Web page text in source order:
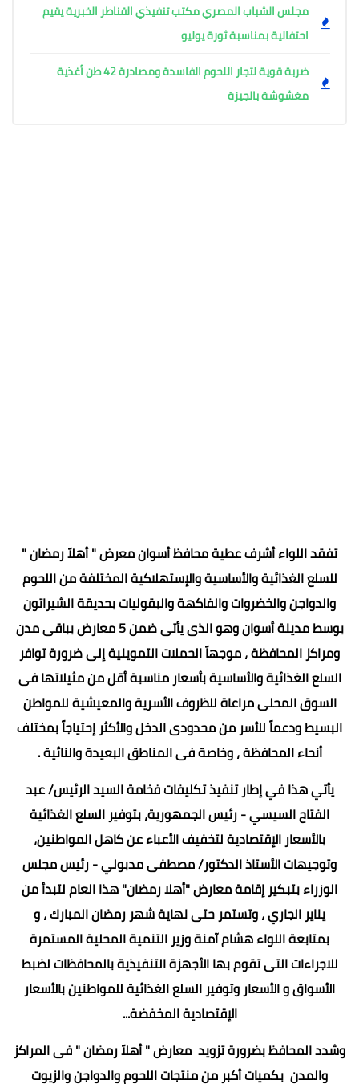
مجلس الشباب المصري مكتب تنفيذي القناطر الخبرية يقيم
احتفالية بمناسبة ثورة يوليو
ضربة قوية لتجار اللحوم الفاسدة ومصادرة 42 طن أغذية
مغشوشة بالجيزة
تفقد اللواء أشرف عطية محافظ أسوان معرض " أهلاً رمضان "
للسلع الغذائية والأساسية والإستهلاكية المختلفة من اللحوم
والدواجن والخضروات والفاكهة والبقوليات بحديقة الشيراتون
بوسط مدينة أسوان وهو الذى يأتى ضمن 5 معارض بباقى مدن
ومراكز المحافظة ، موجهاً الحملات التموينية إلى ضرورة توافر
السلع الغذائية والأساسية بأسعار مناسبة أقل من مثيلاتها فى
السوق المحلى مراعاة للظروف الأسرية والمعيشية للمواطن
البسيط ودعماً للأسر من محدودى الدخل والأكثر إحتياجاً بمختلف
أنحاء المحافظة ، وخاصة فى المناطق البعيدة والنائية .
يأتي هذا في إطار تنفيذ تكليفات فخامة السيد الرئيس/ عبد
الفتاح السيسي - رئيس الجمهورية، بتوفير السلع الغذائية
بالأسعار الإقتصادية لتخفيف الأعباء عن كاهل المواطنين،
وتوجيهات الأستاذ الدكتور/ مصطفى مدبولي - رئيس مجلس
الوزراء بتبكير إقامة معارض "أهلا رمضان" هذا العام لتبدأ من
يناير الجاري ، وتستمر حتى نهاية شهر رمضان المبارك ، و
بمتابعة اللواء هشام آمنة وزير التنمية المحلية المستمرة
للاجراءات التى تقوم بها الأجهزة التنفيذية بالمحافظات لضبط
الأسواق و الأسعار وتوفير السلع الغذائية للمواطنين بالأسعار
الإقتصادية المخفضة...
وشدد المحافظ بضرورة تزويد معارض " أهلاً رمضان " فى المراكز
والمدن بكميات أكبر من منتجات اللحوم والدواجن والزيوت